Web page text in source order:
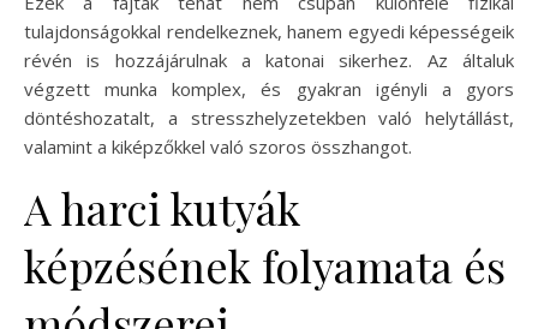
tulajdonságokkal rendelkeznek, hanem egyedi képességeik
révén is hozzájárulnak a katonai sikerhez. Az általuk
végzett munka komplex, és gyakran igényli a gyors
döntéshozatalt, a stresszhelyzetekben való helytállást,
valamint a kiképzőkkel való szoros összhangot.
A harci kutyák
képzésének folyamata és